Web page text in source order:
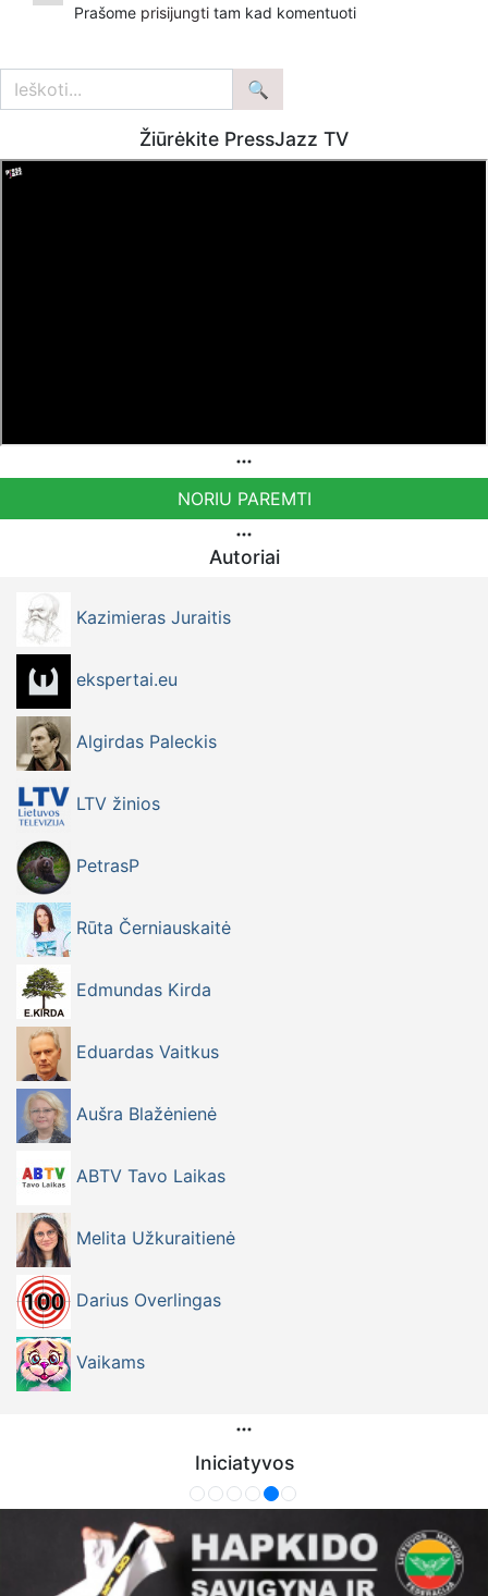
Mūsų veikla galima tik dėka skaitytojų ir žiūrovų, mus
VšĮ „Ekspertai.eu“ per PayPal paspaudę šią nuorodą –
https://www.paypal.com/paypalme/Ekspertaieu?
Prašome prisijungti tam kad komentuoti
Žiūrėkite PressJazz TV
NORIU PAREMTI
Autoriai
Kazimieras Juraitis
ekspertai.eu
Algirdas Paleckis
LTV žinios
PetrasP
Rūta Černiauskaitė
Edmundas Kirda
Eduardas Vaitkus
Aušra Blažėnienė
ABTV Tavo Laikas
Melita Užkuraitienė
Darius Overlingas
Vaikams
Iniciatyvos